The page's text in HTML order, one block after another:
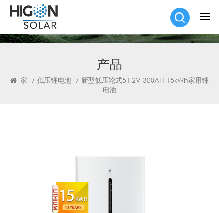
产品
家 / 低压锂电池 / 新型低压轮式51.2V 300AH 15kWh家用锂
电池